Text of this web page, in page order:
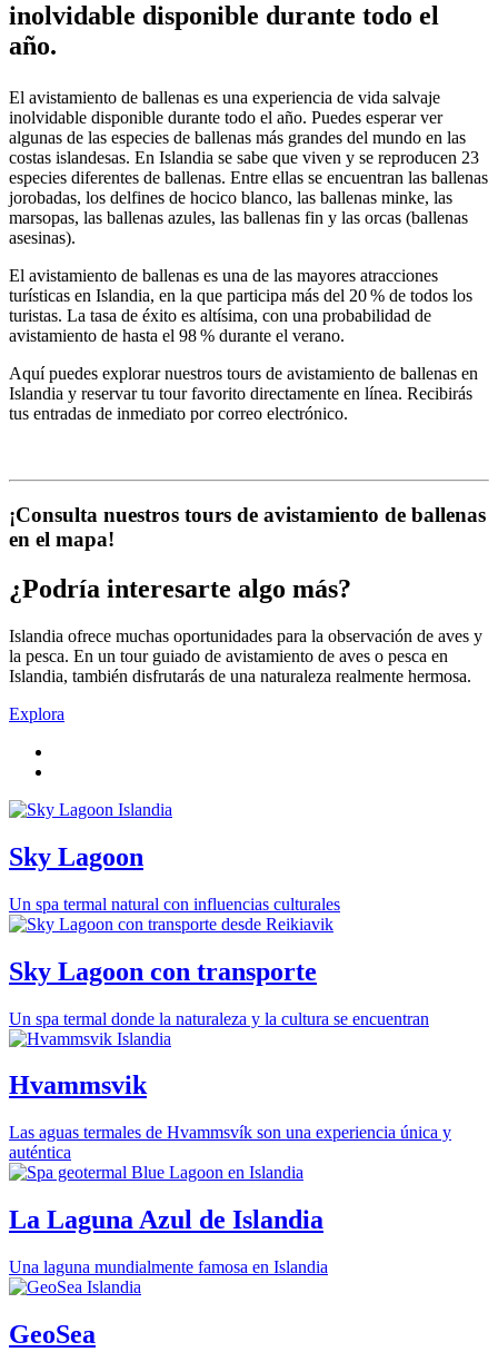
inolvidable disponible durante todo el
año.
El avistamiento de ballenas es una experiencia de vida salvaje
inolvidable disponible durante todo el año. Puedes esperar ver
algunas de las especies de ballenas más grandes del mundo en las
costas islandesas. En Islandia se sabe que viven y se reproducen 23
especies diferentes de ballenas. Entre ellas se encuentran las ballenas
jorobadas, los delfines de hocico blanco, las ballenas minke, las
marsopas, las ballenas azules, las ballenas fin y las orcas (ballenas
asesinas).
El avistamiento de ballenas es una de las mayores atracciones
turísticas en Islandia, en la que participa más del 20 % de todos los
turistas. La tasa de éxito es altísima, con una probabilidad de
avistamiento de hasta el 98 % durante el verano.
Aquí puedes explorar nuestros tours de avistamiento de ballenas en
Islandia y reservar tu tour favorito directamente en línea. Recibirás
tus entradas de inmediato por correo electrónico.
¡Consulta nuestros tours de avistamiento de ballenas
en el mapa!
¿Podría interesarte algo más?
Islandia ofrece muchas oportunidades para la observación de aves y
la pesca. En un tour guiado de avistamiento de aves o pesca en
Islandia, también disfrutarás de una naturaleza realmente hermosa.
Explora
Sky Lagoon
Un spa termal natural con influencias culturales
Sky Lagoon con transporte
Un spa termal donde la naturaleza y la cultura se encuentran
Hvammsvik
Las aguas termales de Hvammsvík son una experiencia única y
auténtica
La Laguna Azul de Islandia
Una laguna mundialmente famosa en Islandia
GeoSea